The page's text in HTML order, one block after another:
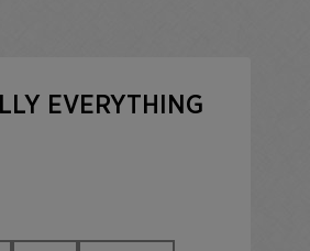
EVERYTHING